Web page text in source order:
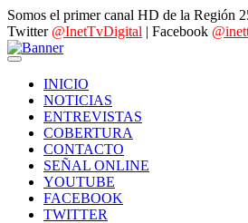
Somos el primer canal HD de la Región
Twitter @InetTvDigital | Facebook
INICIO
NOTICIAS
ENTREVISTAS
COBERTURA
CONTACTO
SEÑAL ONLINE
YOUTUBE
FACEBOOK
TWITTER